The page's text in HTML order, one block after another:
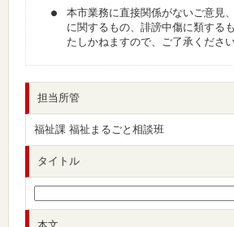
本市業務に直接関係がないご意見
に関するもの、誹謗中傷に類する
たしかねますので、ご了承ください
担当所管
福祉課 福祉まるごと相談班
タイトル